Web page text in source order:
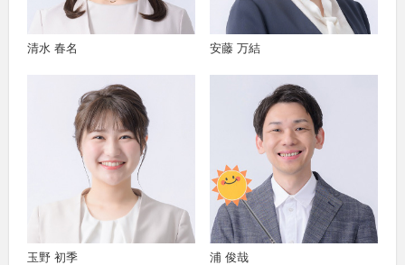
清水 春名 安藤 万結
玉野 初季 浦 俊哉